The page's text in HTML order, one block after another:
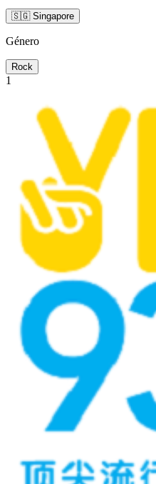
🇸🇬 Singapore
Género
Rock
1